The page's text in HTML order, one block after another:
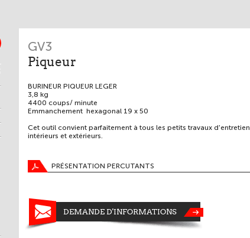
GV3
Piqueur
BURINEUR PIQUEUR LEGER
3,8 kg
4400 coups/ minute
Emmanchement hexagonal 19 x 50
Cet outil convient parfaitement à tous les petits travaux d'entretien
intérieurs et extérieurs.
PRÉSENTATION PERCUTANTS
DEMANDE D'INFORMATIONS